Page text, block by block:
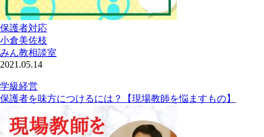
保護者対応
小倉美佐枝
みん教相談室
2021.05.14
学級経営
保護者を味方につけるには？【現場教師を悩ますもの】